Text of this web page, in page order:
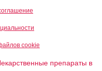
cookie
препараты в